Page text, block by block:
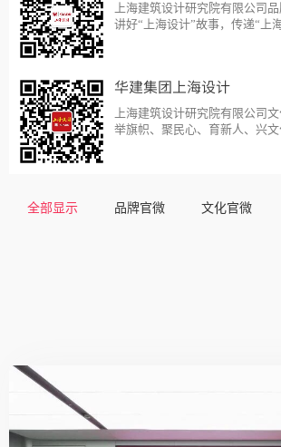
上海建筑设计研究院有限公司
讲好“上海设计”故事，传递“上
华建集团上海设计
上海建筑设计研究院有限公司
举旗帜、聚民心、育新人、兴
全部显示 品牌官微 文化官微